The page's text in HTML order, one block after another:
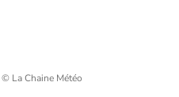
© La Chaine Météo